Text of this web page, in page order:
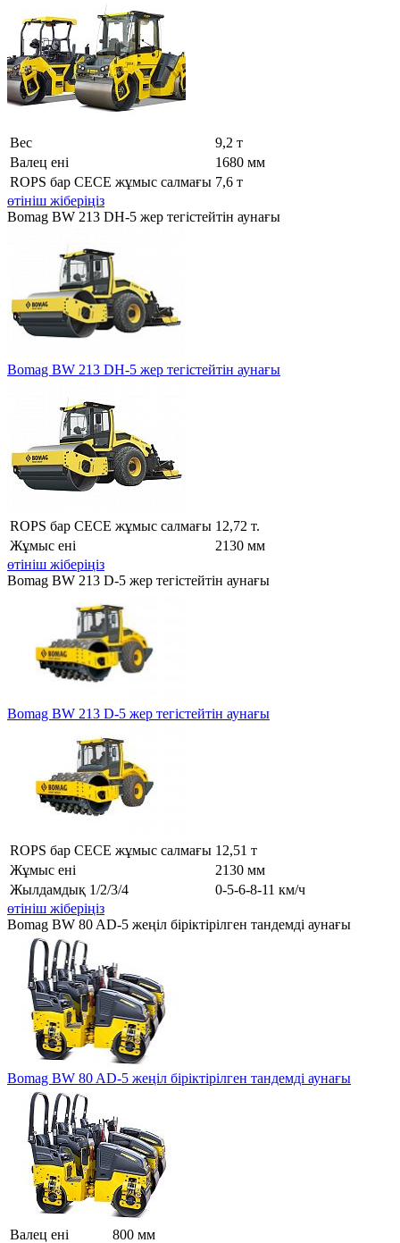
Вес
9,2 т
Валец ені
1680 мм
ROPS бар CECE жұмыс салмағы 7,6 т
өтініш жіберіңіз
Bomag BW 213 DH-5 жер тегістейтін аунағы
Bomag BW 213 DH-5 жер тегістейтін аунағы
ROPS бар CECE жұмыс салмағы 12,72 т.
Жұмыс ені
2130 мм
өтініш жіберіңіз
Bomag BW 213 D-5 жер тегістейтін аунағы
Bomag BW 213 D-5 жер тегістейтін аунағы
ROPS бар CECE жұмыс салмағы 12,51 т
Жұмыс ені
2130 мм
Жылдамдық 1/2/3/4
0-5-6-8-11 км/ч
өтініш жіберіңіз
Bomag BW 80 AD-5 жеңіл біріктірілген тандемді аунағы
Bomag BW 80 AD-5 жеңіл біріктірілген тандемді аунағы
Валец ені
800 мм